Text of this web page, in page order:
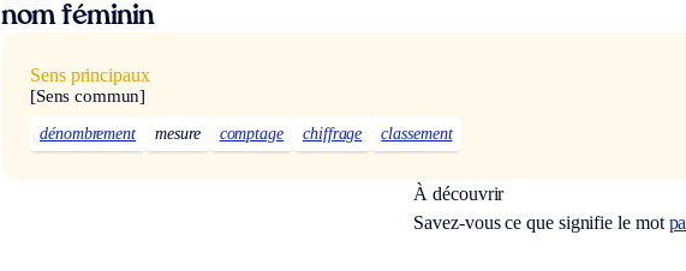
nom féminin
Sens principaux
[Sens commun]
dénombrement mesure comptage chiffrage classement
À découvrir
Savez-vous ce que signifie le mot